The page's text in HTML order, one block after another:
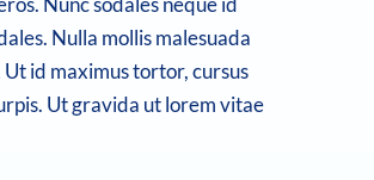
Nulla mollis malesuada
id maximus tortor, cursus
Ut gravida ut lorem vitae